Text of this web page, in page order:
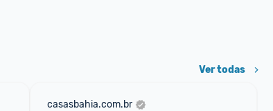
Ver todas
casasbahia.com.br